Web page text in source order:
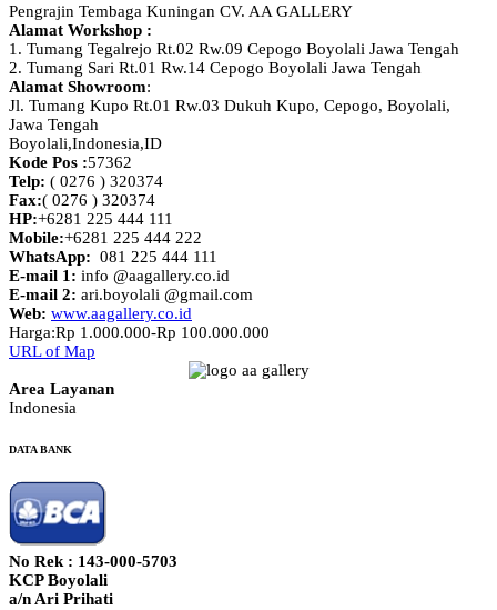
Pengrajin Tembaga Kuningan CV. AA GALLERY
Alamat Workshop :
1. Tumang Tegalrejo Rt.02 Rw.09 Cepogo Boyolali Jawa Tengah
2. Tumang Sari Rt.01 Rw.14 Cepogo Boyolali Jawa Tengah
Alamat Showroom:
Jl. Tumang Kupo Rt.01 Rw.03 Dukuh Kupo, Cepogo, Boyolali,
Jawa Tengah
Boyolali,Indonesia,ID
Kode Pos :57362
Telp: ( 0276 ) 320374
Fax:( 0276 ) 320374
HP:+6281 225 444 111
Mobile:+6281 225 444 222
WhatsApp: 081 225 444 111
E-mail 1: info @aagallery.co.id
E-mail 2: ari.boyolali @gmail.com
Web: www.aagallery.co.id
Harga:Rp 1.000.000-Rp 100.000.000
URL of Map
Area Layanan
Indonesia
DATA BANK
No Rek : 143-000-5703
KCP Boyolali
a/n Ari Prihati